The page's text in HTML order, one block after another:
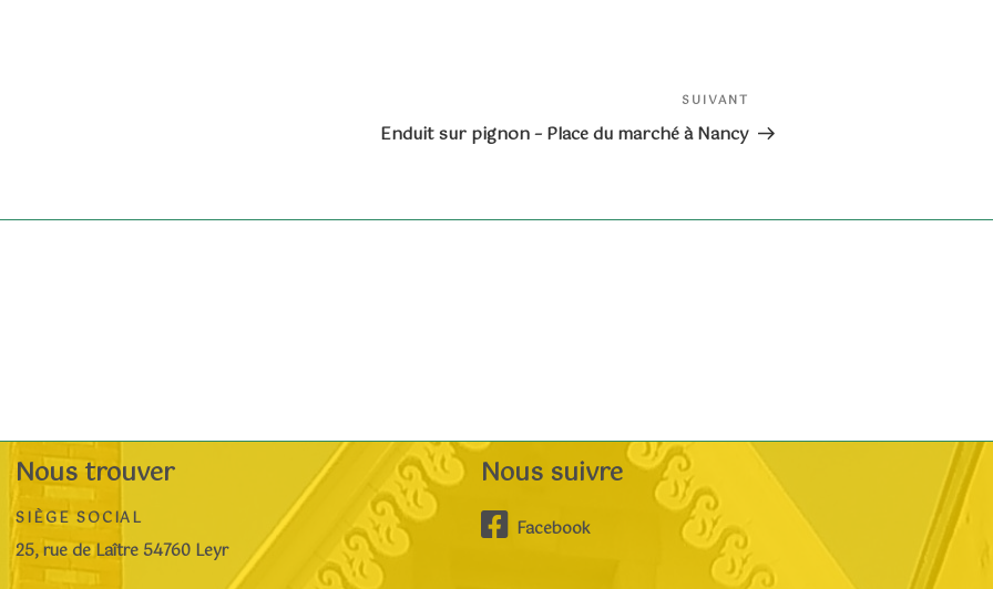
suivant
SUIVANT
Enduit sur pignon – Place du marché à Nancy
Nous trouver
SIÈGE SOCIAL
25, rue de Laître 54760 Leyr
Nous suivre
Facebook